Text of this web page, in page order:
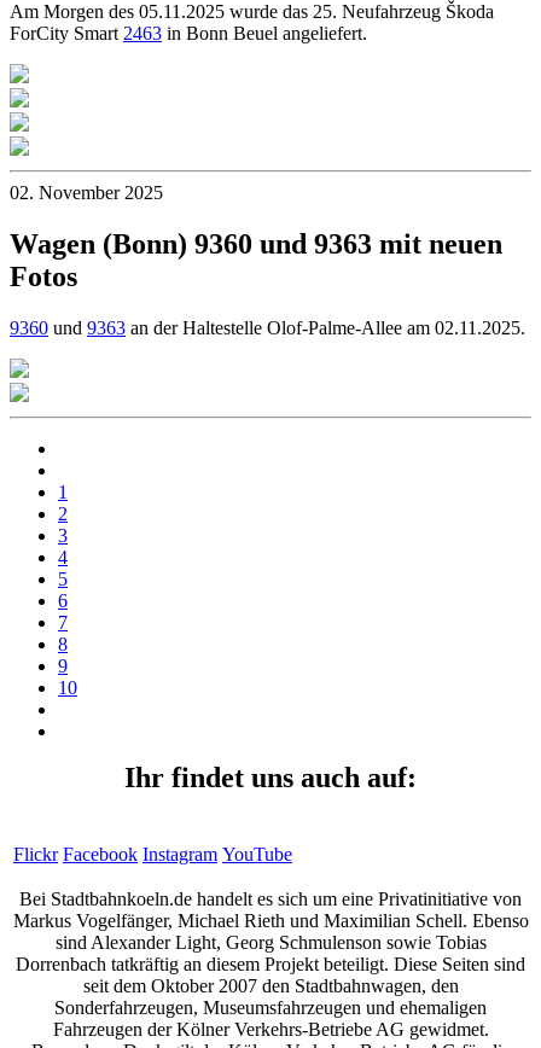
Am Morgen des 05.11.2025 wurde das 25. Neufahrzeug Škoda
ForCity Smart 2463 in Bonn Beuel angeliefert.
02. November 2025
Wagen (Bonn) 9360 und 9363 mit neuen
Fotos
9360 und 9363 an der Haltestelle Olof-Palme-Allee am 02.11.2025.
1
2
3
4
5
6
7
8
9
10
Ihr findet uns auch auf:
Flickr Facebook Instagram YouTube
Bei Stadtbahnkoeln.de handelt es sich um eine Privatinitiative von
Markus Vogelfänger, Michael Rieth und Maximilian Schell. Ebenso
sind Alexander Light, Georg Schmulenson sowie Tobias
Dorrenbach tatkräftig an diesem Projekt beteiligt. Diese Seiten sind
seit dem Oktober 2007 den Stadtbahnwagen, den
Sonderfahrzeugen, Museumsfahrzeugen und ehemaligen
Fahrzeugen der Kölner Verkehrs-Betriebe AG gewidmet.